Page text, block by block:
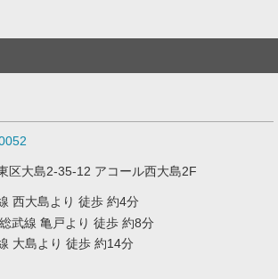
区大島2-35-12 アコール西大島2F
西大島より 徒歩 約4分
武線 亀戸より 徒歩 約8分
大島より 徒歩 約14分